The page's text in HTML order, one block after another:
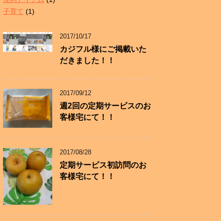
子育て (1)
2017/10/17
カジフル様にご掲載いた
だきました！！
2017/09/12
週2回の定期サービスのお
客様宅にて！！
2017/08/28
定期サービス初訪問のお
客様宅にて！！